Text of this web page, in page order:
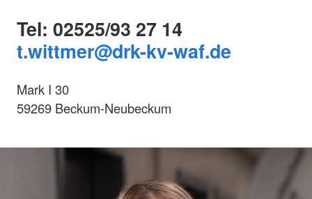
Tel: 02525/93 27 14
t.wittmer@drk-kv-waf.de
Mark I 30
59269 Beckum-Neubeckum